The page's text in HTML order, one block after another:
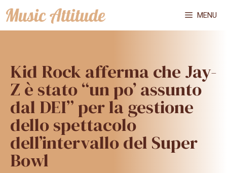
Vai
al
MENU
Kid Rock afferma che Jay-
Z è stato “un po’ assunto
dal DEI” per la gestione
dello spettacolo
dell’intervallo del Super
Bowl